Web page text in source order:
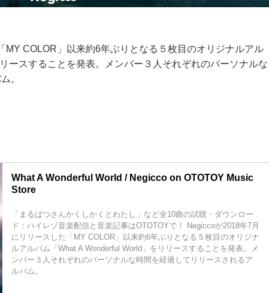
MY COLOR」以来約6年ぶりとなる５枚目のオリジナルアル
ースすることを発表。メンバー３人それぞれのパーソナルな
。
What A Wonderful World / Negicco on OTOTOY Music
Store
「まるばつさんかくしかくとわたし」など全10曲の試聴・ダウンロー
ド：ハイレゾ音楽配信と音楽記事はOTOTOYで！ Negiccoが2018年7月
にリリースした「MY COLOR」以来約6年ぶりとなる５枚目のオリジナ
ルアルバム「What A Wonderful World」をリリースすることを発表。メ
ンバー３人それぞれのパーソナルな時間を経過してリリースされるア
ルバム。